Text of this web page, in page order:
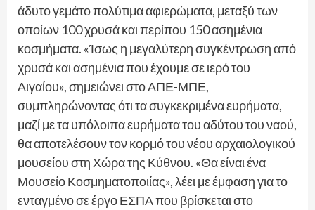
άδυτο γεμάτο πολύτιμα αφιερώματα, μεταξύ των
οποίων 100 χρυσά και περίπου 150 ασημένια
κοσμήματα. «Ίσως η μεγαλύτερη συγκέντρωση από
χρυσά και ασημένια που έχουμε σε ιερό του
Αιγαίου», σημειώνει στο ΑΠΕ-ΜΠΕ,
συμπληρώνοντας ότι τα συγκεκριμένα ευρήματα,
μαζί με τα υπόλοιπα ευρήματα του αδύτου του ναού,
θα αποτελέσουν τον κορμό του νέου αρχαιολογικού
μουσείου στη Χώρα της Κύθνου. «Θα είναι ένα
Μουσείο Κοσμηματοποιίας», λέει με έμφαση για το
ενταγμένο σε έργο ΕΣΠΑ που βρίσκεται στο